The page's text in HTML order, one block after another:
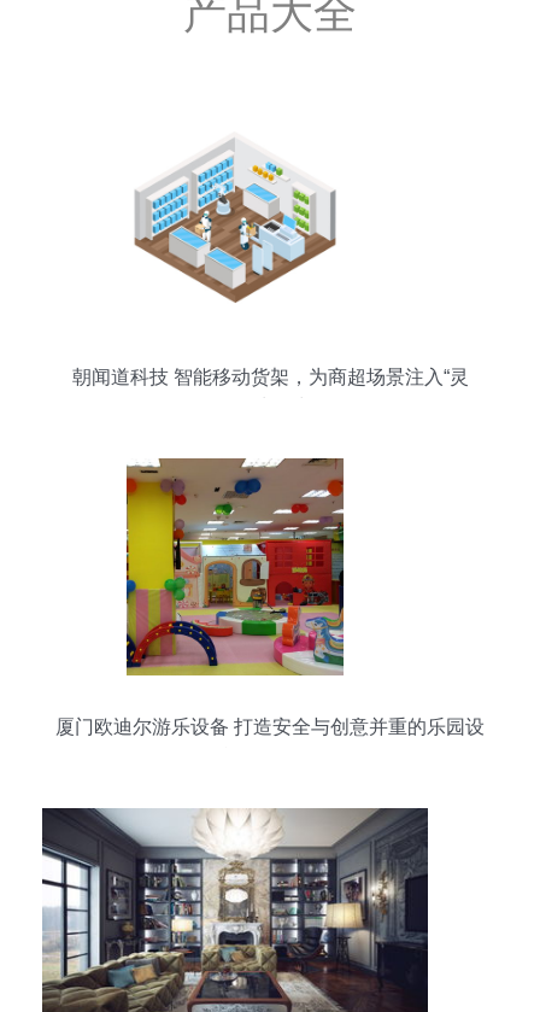
产品大全
朝闻道科技 智能移动货架，为商超场景注入“灵
厦门欧迪尔游乐设备 打造安全与创意并重的乐园设